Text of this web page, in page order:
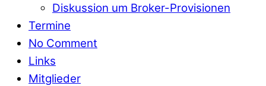
Diskussion um Broker-Provisionen
Termine
No Comment
Links
Mitglieder